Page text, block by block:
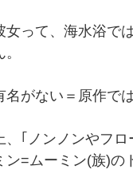
女って、海水浴
名がない＝原作で
、｢ノンノンやフ
ン=ムーミン(族)